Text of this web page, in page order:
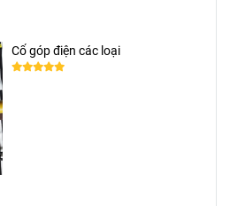
Cổ góp điện các loại